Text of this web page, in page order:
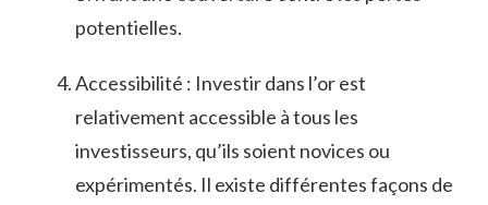
potentielles.
Accessibilité ‌: Investir dans ⁣l’or est
relativement accessible à tous ⁤les
investisseurs, ‍qu’ils soient novices ou
expérimentés. Il existe ‍différentes ‌façons ‌de